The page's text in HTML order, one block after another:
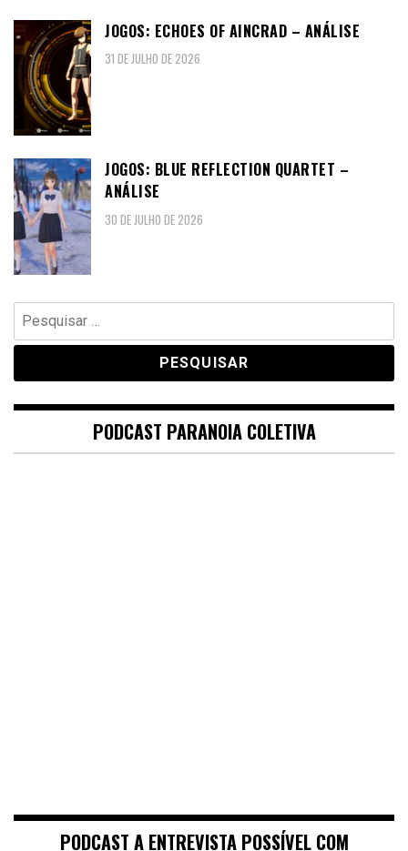
JOGOS: ECHOES OF AINCRAD – ANÁLISE
31 DE JULHO DE 2026
JOGOS: BLUE REFLECTION QUARTET –
ANÁLISE
30 DE JULHO DE 2026
Pesquisar
por:
PODCAST PARANOIA COLETIVA
PODCAST A ENTREVISTA POSSÍVEL COM